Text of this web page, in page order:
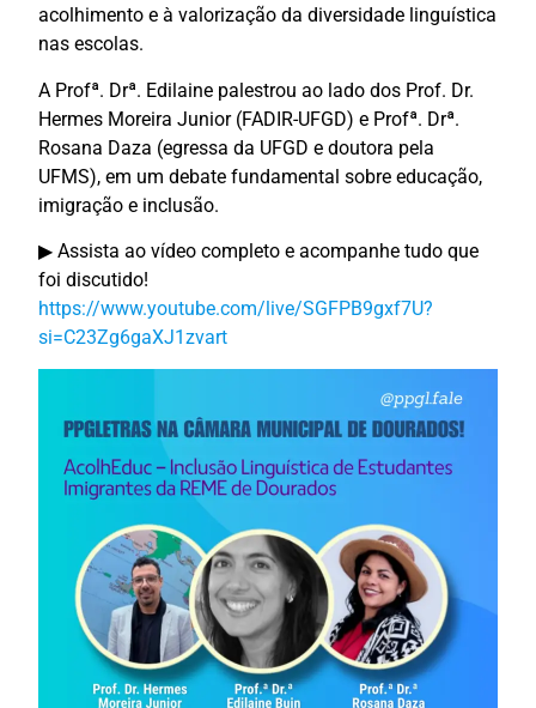
acolhimento e à valorização da diversidade linguística
nas escolas.
A Profª. Drª. Edilaine palestrou ao lado dos Prof. Dr.
Hermes Moreira Junior (FADIR-UFGD) e Profª. Drª.
Rosana Daza (egressa da UFGD e doutora pela
UFMS), em um debate fundamental sobre educação,
imigração e inclusão.
▶ Assista ao vídeo completo e acompanhe tudo que
foi discutido!
https://www.youtube.com/live/SGFPB9gxf7U?
si=C23Zg6gaXJ1zvart